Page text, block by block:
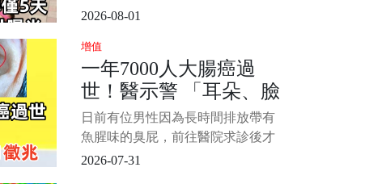
柏芝小兒子的身世猜測，也被證明
路上突然冒出一份說得極細的“遺囑
內容”，其中最扎眼的說法，是大部
分資產留給了兩位長孫，剩下一部
分由謝霆鋒和謝婷婷分配
2026-08-01
增值
一年7000人大腸癌過
世！醫示警 「耳朵、臉
出現1徵兆」趕快就醫
日前有位男性因為長時間排放帶有
魚腥味的臭屁，前往醫院求診後才
發現已經罹患大腸癌末期，醫生也
2026-07-31